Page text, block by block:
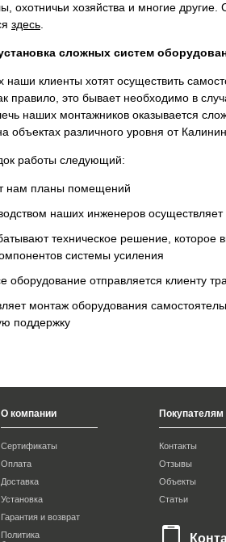
охотничьи хозяйства и многие
здесь
сложных систем
наши клиенты хотят осуществить
правило, это бывает необходимо в
наших монтажников оказывается
объектах различного уровня от
работы следующий:
нам планы помещений
наших инженеров
техническое решение, которое
системы усиления
оборудование отправляется клиенту
монтаж оборудования
поддержку
О компании
Сертификаты
Оплата
Доставка
Установка
Гарантия и возврат
Политика
Покупателям
Контакты
Отзывы
Объекты
Статьи